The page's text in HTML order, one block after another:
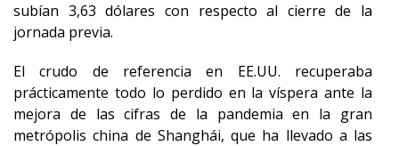
subían 3,63 dólares con respecto al cierre de la
jornada previa.
El crudo de referencia en EE.UU. recuperaba
prácticamente todo lo perdido en la víspera ante la
mejora de las cifras de la pandemia en la gran
metrópolis china de Shanghái, que ha llevado a las